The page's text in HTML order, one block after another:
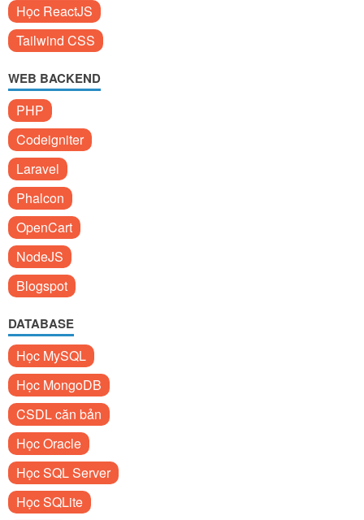
Học ReactJS
Tailwind CSS
WEB BACKEND
PHP
Codeigniter
Laravel
Phalcon
OpenCart
NodeJS
Blogspot
DATABASE
Học MySQL
Học MongoDB
CSDL căn bản
Học Oracle
Học SQL Server
Học SQLite